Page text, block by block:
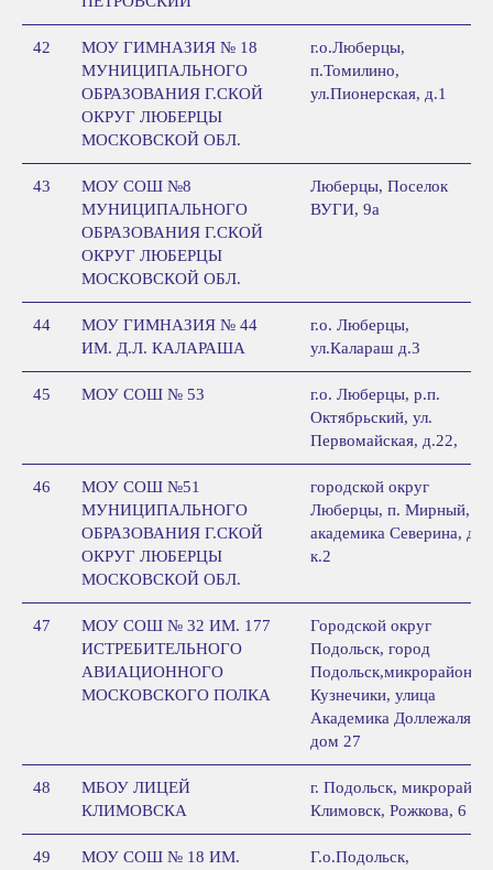
42
МОУ ГИМНАЗИЯ № 18
МУНИЦИПАЛЬНОГО
ОБРАЗОВАНИЯ Г.СКОЙ
ОКРУГ ЛЮБЕРЦЫ
МОСКОВСКОЙ ОБЛ.
г.о.Люберцы,
п.Томилино,
ул.Пионерская, д.1
43
МОУ СОШ №8
МУНИЦИПАЛЬНОГО
ОБРАЗОВАНИЯ Г.СКОЙ
ОКРУГ ЛЮБЕРЦЫ
МОСКОВСКОЙ ОБЛ.
Люберцы, Поселок
ВУГИ, 9а
44
МОУ ГИМНАЗИЯ № 44
ИМ. Д.Л. КАЛАРАША
г.о. Люберцы,
ул.Калараш д.3
45 МОУ СОШ № 53
г.о. Люберцы, р.п.
Октябрьский, ул.
Первомайская, д.22,
46
МОУ СОШ №51
МУНИЦИПАЛЬНОГО
ОБРАЗОВАНИЯ Г.СКОЙ
ОКРУГ ЛЮБЕРЦЫ
МОСКОВСКОЙ ОБЛ.
городской округ
Люберцы, п. Мирный, ул.
академика Северина, д.5,
к.2
47
МОУ СОШ № 32 ИМ. 177
ИСТРЕБИТЕЛЬНОГО
АВИАЦИОННОГО
МОСКОВСКОГО ПОЛКА
Городской округ
Подольск, город
Подольск,микрорайон
Кузнечики, улица
Академика Доллежаля,,
дом 27
48
МБОУ ЛИЦЕЙ
КЛИМОВСКА
г. Подольск, микрорайон
Климовск, Рожкова, 6
49
МОУ СОШ № 18 ИМ.
Г.о.Подольск,